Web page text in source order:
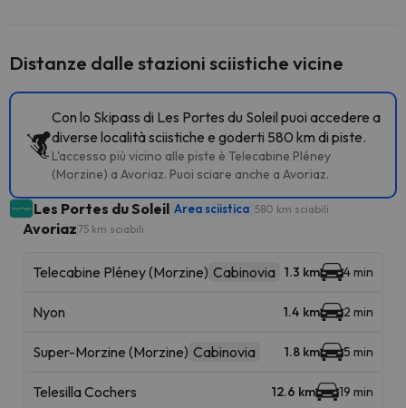
Distanze dalle stazioni sciistiche vicine
Con lo Skipass di Les Portes du Soleil puoi accedere a
diverse località sciistiche e goderti 580 km di piste.
L'accesso più vicino alle piste è Telecabine Pléney
(Morzine) a Avoriaz. Puoi sciare anche a Avoriaz.
Les Portes du Soleil Area sciistica 580 km sciabili
Avoriaz75 km sciabili
Telecabine Pléney (Morzine) Cabinovia 1.3 km 4 min
Nyon 1.4 km 2 min
Super-Morzine (Morzine) Cabinovia 1.8 km 5 min
Telesilla Cochers 12.6 km 19 min